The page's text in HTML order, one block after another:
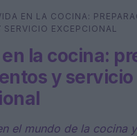
EN LA COCINA:
EXCEPCIONAL
la cocina:
y servicio
el mundo de la cocina